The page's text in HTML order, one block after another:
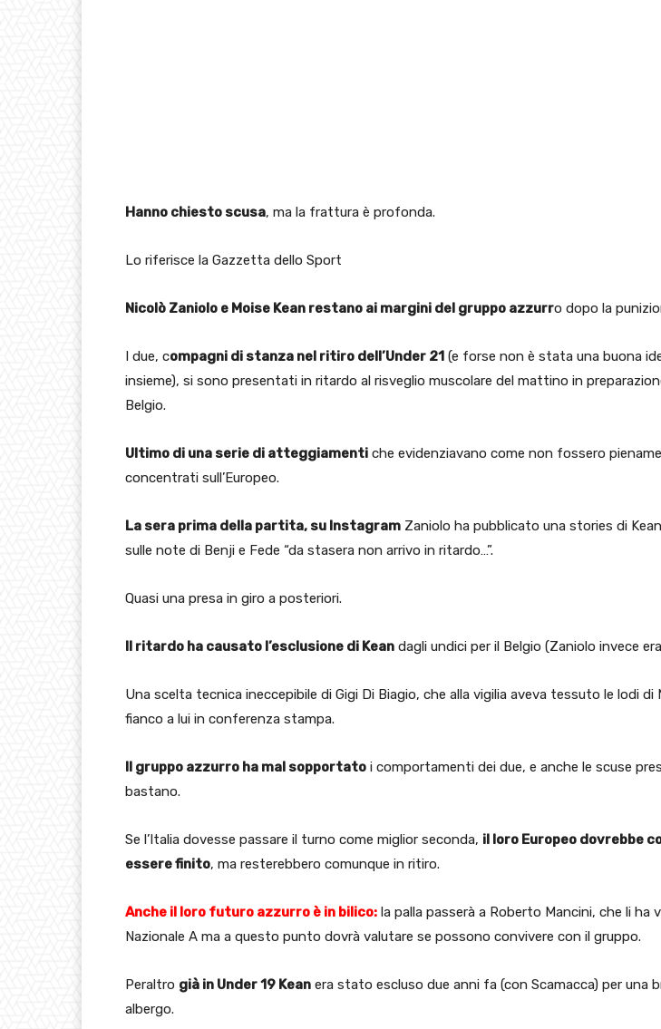
Hanno chiesto scusa, ma la frattura è profonda.
Lo riferisce la Gazzetta dello Sport
Nicolò Zaniolo e Moise Kean restano ai margini del gruppo azzurro dopo la
I due, compagni di stanza nel ritiro dell’Under 21 (e forse non è stata una buona
insieme), si sono presentati in ritardo al risveglio muscolare del mattino in
Belgio.
Ultimo di una serie di atteggiamenti che evidenziavano come non fossero
concentrati sull’Europeo.
La sera prima della partita, su Instagram Zaniolo ha pubblicato una stories di
sulle note di Benji e Fede “da stasera non arrivo in ritardo…”.
Quasi una presa in giro a posteriori.
Il ritardo ha causato l’esclusione di Kean dagli undici per il Belgio (Zaniolo invece
Una scelta tecnica ineccepibile di Gigi Di Biagio, che alla vigilia aveva tessuto le lodi di
fianco a lui in conferenza stampa.
Il gruppo azzurro ha mal sopportato i comportamenti dei due, e anche le scuse
bastano.
Se l’Italia dovesse passare il turno come miglior seconda, il loro Europeo dovrebbe
essere finito, ma resterebbero comunque in ritiro.
Anche il loro futuro azzurro è in bilico: la palla passerà a Roberto Mancini, che li ha
Nazionale A ma a questo punto dovrà valutare se possono convivere con il gruppo.
Peraltro già in Under 19 Kean era stato escluso due anni fa (con Scamacca) per una
albergo.